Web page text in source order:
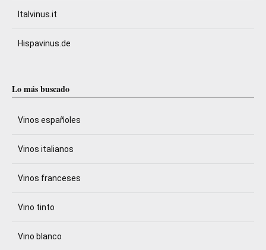
Italvinus.it
Hispavinus.de
Lo más buscado
Vinos españoles
Vinos italianos
Vinos franceses
Vino tinto
Vino blanco